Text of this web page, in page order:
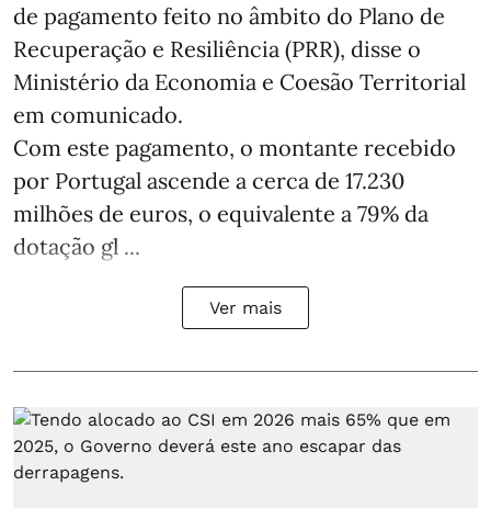
de pagamento feito no âmbito do Plano de
Recuperação e Resiliência (PRR), disse o
Ministério da Economia e Coesão Territorial
em comunicado.
Com este pagamento, o montante recebido
por Portugal ascende a cerca de 17.230
milhões de euros, o equivalente a 79% da
dotação gl ...
Ver mais